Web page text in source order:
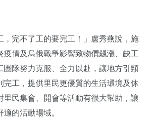
，完不了工的要完工！」盧秀燕說，施
疫情及烏俄戰爭影響致物價飆漲、缺工
團隊努力克服、全力以赴，讓地方引頸
完工，提供里民更優質的生活環境及休
里民集會、開會等活動有很大幫助，讓
的活動場域。